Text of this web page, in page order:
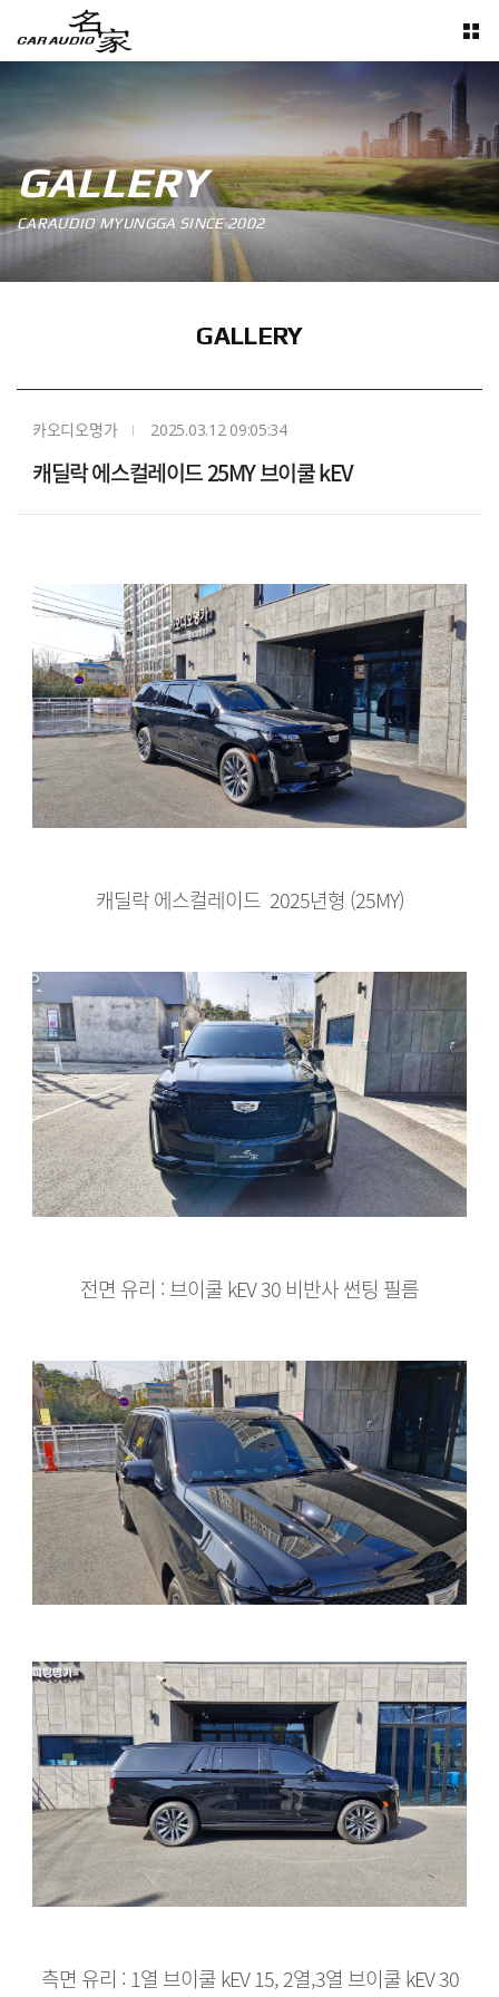
GALLERY
CARAUDIO MYUNGGA SINCE 2002
GALLERY
카오디오명가 2025.03.12 09:05:34
캐딜락 에스컬레이드 25MY 브이쿨 kEV
캐딜락 에스컬레이드 2025년형 (25MY)
전면 유리 : 브이쿨 kEV 30 비반사 썬팅 필름
측면 유리 : 1열 브이쿨 kEV 15, 2열,3열 브이쿨 kEV 30